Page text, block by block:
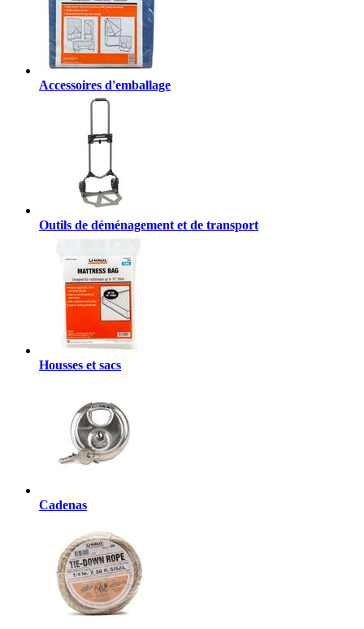
Accessoires d'emballage
Outils de déménagement et de transport
Housses et sacs
Cadenas